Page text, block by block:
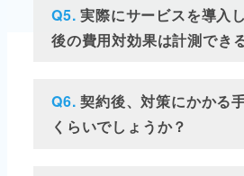
Q5. 実際にサービスを導入
後の費用対効果は計測でき
Q6. 契約後、対策にかかる
くらいでしょうか？